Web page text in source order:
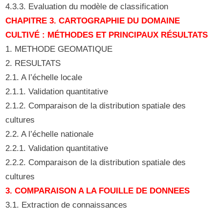
4.3.3. Evaluation du modèle de classification
CHAPITRE 3. CARTOGRAPHIE DU DOMAINE
CULTIVÉ : MÉTHODES ET PRINCIPAUX RÉSULTATS
1. METHODE GEOMATIQUE
2. RESULTATS
2.1. A l’échelle locale
2.1.1. Validation quantitative
2.1.2. Comparaison de la distribution spatiale des
cultures
2.2. A l’échelle nationale
2.2.1. Validation quantitative
2.2.2. Comparaison de la distribution spatiale des
cultures
3. COMPARAISON A LA FOUILLE DE DONNEES
3.1. Extraction de connaissances